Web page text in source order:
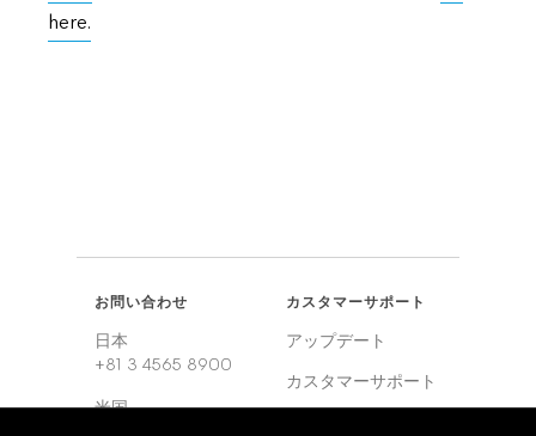
here.
お問い合わせ
日本
+81 3 4565 8900
米国
カスタマーサポート
アップデート
カスタマーサポート